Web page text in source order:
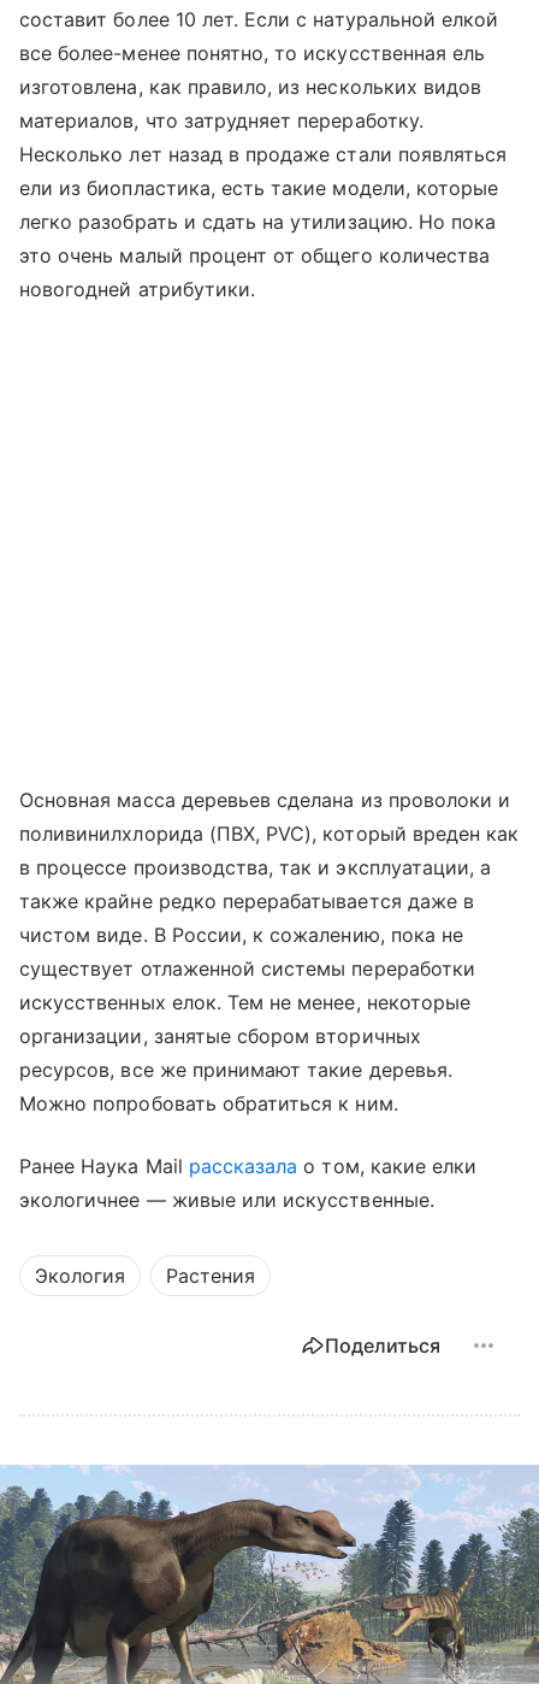
составит более 10 лет. Если с натуральной елкой
все более-менее понятно, то искусственная ель
изготовлена, как правило, из нескольких видов
материалов, что затрудняет переработку.
Несколько лет назад в продаже стали появляться
ели из биопластика, есть такие модели, которые
легко разобрать и сдать на утилизацию. Но пока
это очень малый процент от общего количества
новогодней атрибутики.
Основная масса деревьев сделана из проволоки и
поливинилхлорида (ПВХ, PVC), который вреден как
в процессе производства, так и эксплуатации, а
также крайне редко перерабатывается даже в
чистом виде. В России, к сожалению, пока не
существует отлаженной системы переработки
искусственных елок. Тем не менее, некоторые
организации, занятые сбором вторичных
ресурсов, все же принимают такие деревья.
Можно попробовать обратиться к ним.
Ранее Наука Mail рассказала о том, какие елки
экологичнее — живые или искусственные.
Экология Растения
Поделиться